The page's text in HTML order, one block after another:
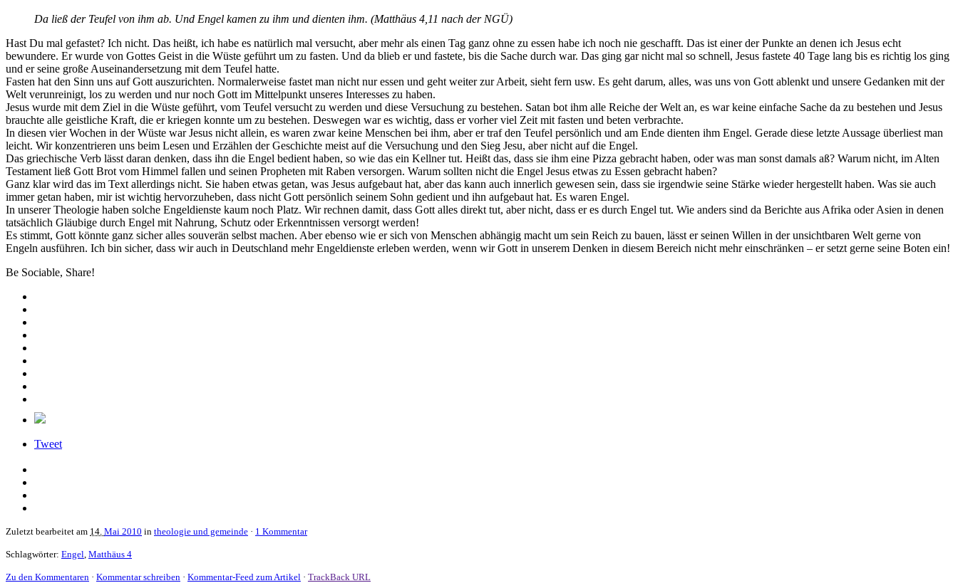
Da ließ der Teufel von ihm ab. Und Engel kamen zu ihm und dienten ihm. (Matthäus 4,11 nach der NGÜ)
Hast Du mal gefastet? Ich nicht. Das heißt, ich habe es natürlich mal versucht, aber mehr als einen Tag ganz ohne zu essen habe ich noch nie geschafft. Das ist einer der Punkte an denen ich Jesus echt
bewundere. Er wurde von Gottes Geist in die Wüste geführt um zu fasten. Und da blieb er und fastete, bis die Sache durch war. Das ging gar nicht mal so schnell, Jesus fastete 40 Tage lang bis es richtig los ging
und er seine große Auseinandersetzung mit dem Teufel hatte.
Fasten hat den Sinn uns auf Gott auszurichten. Normalerweise fastet man nicht nur essen und geht weiter zur Arbeit, sieht fern usw. Es geht darum, alles, was uns von Gott ablenkt und unsere Gedanken mit der
Welt verunreinigt, los zu werden und nur noch Gott im Mittelpunkt unseres Interesses zu haben.
Jesus wurde mit dem Ziel in die Wüste geführt, vom Teufel versucht zu werden und diese Versuchung zu bestehen. Satan bot ihm alle Reiche der Welt an, es war keine einfache Sache da zu bestehen und Jesus
brauchte alle geistliche Kraft, die er kriegen konnte um zu bestehen. Deswegen war es wichtig, dass er vorher viel Zeit mit fasten und beten verbrachte.
In diesen vier Wochen in der Wüste war Jesus nicht allein, es waren zwar keine Menschen bei ihm, aber er traf den Teufel persönlich und am Ende dienten ihm Engel. Gerade diese letzte Aussage überliest man
leicht. Wir konzentrieren uns beim Lesen und Erzählen der Geschichte meist auf die Versuchung und den Sieg Jesu, aber nicht auf die Engel.
Das griechische Verb lässt daran denken, dass ihn die Engel bedient haben, so wie das ein Kellner tut. Heißt das, dass sie ihm eine Pizza gebracht haben, oder was man sonst damals aß? Warum nicht, im Alten
Testament ließ Gott Brot vom Himmel fallen und seinen Propheten mit Raben versorgen. Warum sollten nicht die Engel Jesus etwas zu Essen gebracht haben?
Ganz klar wird das im Text allerdings nicht. Sie haben etwas getan, was Jesus aufgebaut hat, aber das kann auch innerlich gewesen sein, dass sie irgendwie seine Stärke wieder hergestellt haben. Was sie auch
immer getan haben, mir ist wichtig hervorzuheben, dass nicht Gott persönlich seinem Sohn gedient und ihn aufgebaut hat. Es waren Engel.
In unserer Theologie haben solche Engeldienste kaum noch Platz. Wir rechnen damit, dass Gott alles direkt tut, aber nicht, dass er es durch Engel tut. Wie anders sind da Berichte aus Afrika oder Asien in denen
tatsächlich Gläubige durch Engel mit Nahrung, Schutz oder Erkenntnissen versorgt werden!
Es stimmt, Gott könnte ganz sicher alles souverän selbst machen. Aber ebenso wie er sich von Menschen abhängig macht um sein Reich zu bauen, lässt er seinen Willen in der unsichtbaren Welt gerne von
Engeln ausführen. Ich bin sicher, dass wir auch in Deutschland mehr Engeldienste erleben werden, wenn wir Gott in unserem Denken in diesem Bereich nicht mehr einschränken – er setzt gerne seine Boten ein!
Be Sociable, Share!
Tweet
Zuletzt bearbeitet am 14. Mai 2010 in theologie und gemeinde · 1 Kommentar
Schlagwörter: Engel Matthäus 4
Zu den Kommentaren · Kommentar schreiben · Kommentar-Feed zum Artikel · TrackBack URL